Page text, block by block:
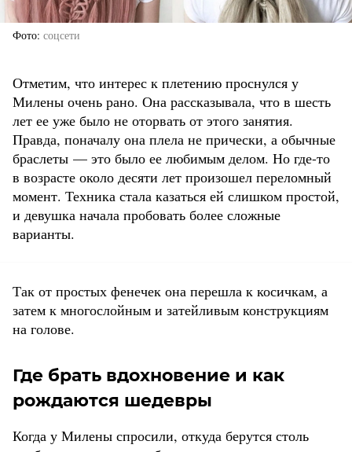
Фото соцсети
Отметим, что интерес к плетению проснулся у
Милены очень рано. Она рассказывала, что в шесть
лет ее уже было не оторвать от этого занятия.
Правда, поначалу она плела не прически, а обычные
браслеты — это было ее любимым делом. Но где-то
в возрасте около десяти лет произошел переломный
момент. Техника стала казаться ей слишком простой,
и девушка начала пробовать более сложные
варианты.
Так от простых фенечек она перешла к косичкам, а
затем к многослойным и затейливым конструкциям
на голове.
Где брать вдохновение и как
рождаются шедевры
Когда у Милены спросили, откуда берутся столь